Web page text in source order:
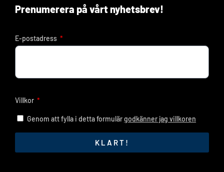
Prenumerera på vårt nyhetsbrev!
E-postadress
Villkor
Genom att fylla i detta formulärgodkänner jag villkoren
KLART!